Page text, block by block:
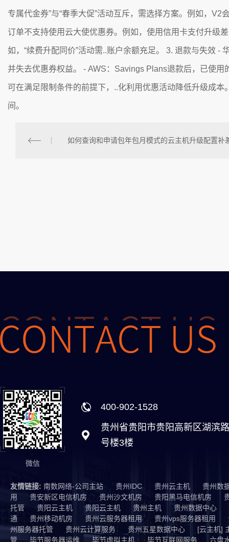
专属代金券”与“春季大促”活动互斥，需选择方案。例如，
订单不支持使用云大使优惠券。例如，使用信用卡支付升级
如，“续费升配同价”活动需..账户余额充足。 3. 退款与失效
并失去优惠券权益。 - AWS：Savings Plans退款后，已使
可在满足限制条件的前提下，..化利用优惠活动降低升级成
间。
微信
400-902-1528
贵州省贵阳市贵阳高新区湖滨
号楼3楼
友情链接: 南数网络-公司主站 贵州IDC 贵州云主机
贵州数
用
贵安新区电信机房 贵州沙文机房 贵阳黑马电信机房
托管
贵阳云主机 贵阳云主机 贵州主机
贵州数据中心
通
贵州移动机房 贵州云服务器租用 贵州vps服务器租用
州服务器托管
贵州云计算服务 贵州五星数据中心
[云主机]
管
毕节服务器运维 毕节虚拟主机 毕节互联网服务 六盘